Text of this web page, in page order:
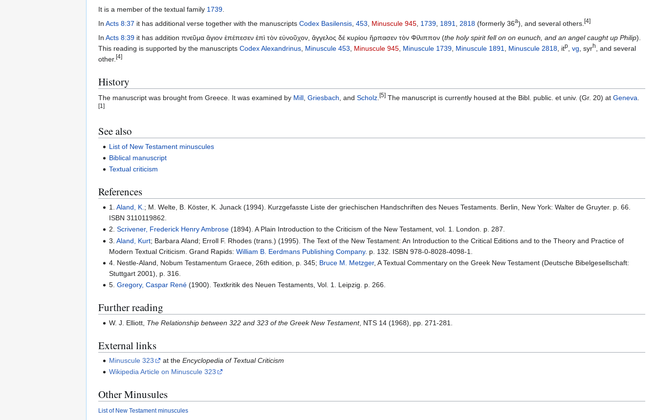
It is a member of the textual family 1739.
In Acts 8:37 it has additional verse together with the manuscripts Codex Basilensis, 453, Minuscule 945, 1739, 1891, 2818 (formerly 36a), and several others. [4]
In Acts 8:39 it has addition πνεῦμα ἅγιον ἐπέπεσεν ἐπὶ τὸν εὐνοῦχον, ἄγγελος δέ κυρίου ἥρπασεν τὸν Φίλιππον (the holy spirit fell on on eunuch, and an angel caught up Philip).
This reading is supported by the manuscripts Codex Alexandrinus, Minuscule 453, Minuscule 945, Minuscule 1739, Minuscule 1891, Minuscule 2818, itp, vg, syrh, and several
other. [4]
History
The manuscript was brought from Greece. It was examined by Mill, Griesbach, and Scholz. [5] The manuscript is currently housed at the Bibl. public. et univ. (Gr. 20) at Geneva.
[1]
See also
List of New Testament minuscules
Biblical manuscript
Textual criticism
References
1.Aland, K. ; M. Welte, B. Köster, K. Junack (1994). Kurzgefasste Liste der griechischen Handschriften des Neues Testaments. Berlin, New York: Walter de Gruyter. p. 66.
ISBN 3110119862.
2.Scrivener, Frederick Henry Ambrose (1894). A Plain Introduction to the Criticism of the New Testament, vol. 1. London. p. 287.
3.Aland, Kurt; Barbara Aland; Erroll F. Rhodes (trans.) (1995). The Text of the New Testament: An Introduction to the Critical Editions and to the Theory and Practice of
Modern Textual Criticism. Grand Rapids:William B. Eerdmans Publishing Company. p. 132. ISBN 978-0-8028-4098-1.
4. Nestle-Aland, Nobum Testamentum Graece, 26th edition, p. 345; Bruce M. Metzger, A Textual Commentary on the Greek New Testament (Deutsche Bibelgesellschaft:
Stuttgart 2001), p. 316.
5.Gregory, Caspar René (1900). Textkritik des Neuen Testaments, Vol. 1. Leipzig. p. 266.
Further reading
W. J. Elliott, The Relationship between 322 and 323 of the Greek New Testament, NTS 14 (1968), pp. 271-281.
External links
Minuscule 323 at theEncyclopedia of Textual Criticism
Wikipedia Article on Minuscule 323
Other Minusules
List of New Testament minuscules